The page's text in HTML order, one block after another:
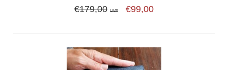
€179,00 UVP €99,00